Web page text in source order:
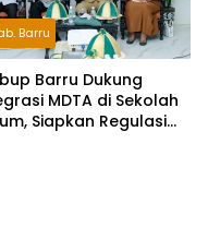
Barru
Barru Dukung
MDTA di Sekolah
Siapkan Regulasi